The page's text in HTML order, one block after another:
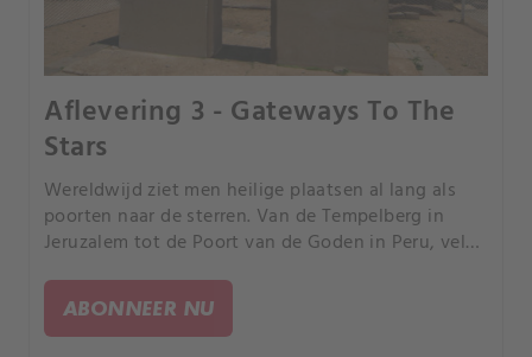
Aflevering 3 - Gateways To The
Stars
Wereldwijd ziet men heilige plaatsen al lang als
poorten naar de sterren. Van de Tempelberg in
Jeruzalem tot de Poort van de Goden in Peru, vele
andere werelden zijn.
ABONNEER NU